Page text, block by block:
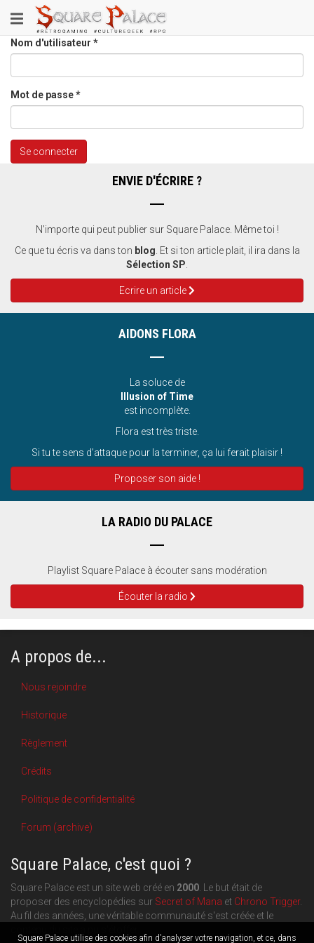
Square Palace utilise des cookies afin d'analyser votre navigation, et ce, dans
au
contenu
principal
Toggle
navigation
Nom d'utilisateur *
Mot de passe*
Se connecter
ENVIE D'ÉCRIRE ?
N'importe qui peut publier sur Square Palace. Même toi !
Ce que tu écris va dans ton blog . Et si ton article plait, il ira dans la
Sélection SP
Ecrire un article
AIDONS FLORA
La soluce de
Illusion of Time
est incomplète.
Flora est très triste.
Si tu te sens d’attaque pour la terminer, ça lui ferait plaisir !
Proposer son aide !
LA RADIO DU PALACE
Playlist Square Palace à écouter sans modération
Écouter la radio
A propos de...
Nous rejoindre
Historique
Règlement
Crédits
Politique de confidentialité
Forum (archive)
Square Palace, c'est quoi ?
Square Palace est un site web créé en 2000 . Le but était de
proposer des encyclopédies sur Secret of Mana et Chrono Trigger.
Au fil des années, une véritable communauté s'est créée et le